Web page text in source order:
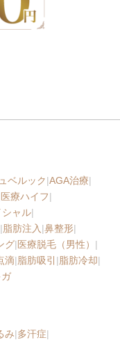
ベルック|AGA治療|
医療ハイフ|
ャル|
|脂肪注入 |鼻整形|
グ|医療脱毛（男性） |
滴|脂肪吸引 |脂肪冷却|
ガ
み|多汗症|